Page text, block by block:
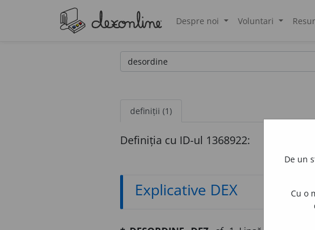
Despre noi Voluntari
definiții (1)
Definiția cu ID-ul 1368922:
Explicative DEX
De un
Cu o